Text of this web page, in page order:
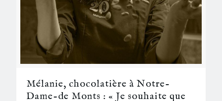
Mélanie, chocolatière à Notre-
Dame-de Monts : « Je souhaite que